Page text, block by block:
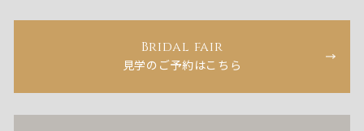
Bridal fair
見学のご予約はこちら